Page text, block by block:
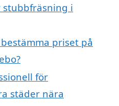
stubbfräsning i
priset på
för
städer nära